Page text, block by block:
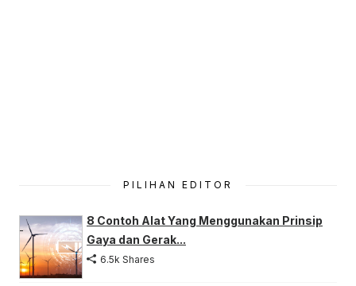
PILIHAN EDITOR
8 Contoh Alat Yang Menggunakan Prinsip
Gaya dan Gerak...
6.5k Shares